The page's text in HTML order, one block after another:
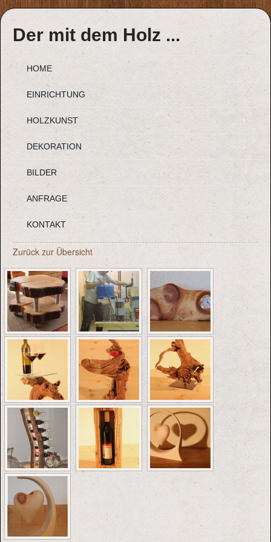
Der mit dem Holz ...
HOME
EINRICHTUNG
HOLZKUNST
DEKORATION
BILDER
ANFRAGE
KONTAKT
Zurück zur Übersicht